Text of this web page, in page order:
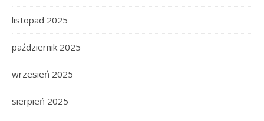
listopad 2025
październik 2025
wrzesień 2025
sierpień 2025